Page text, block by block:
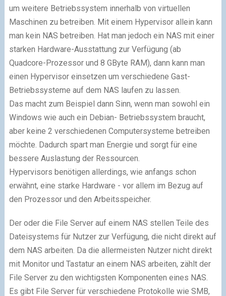
um weitere Betriebssystem innerhalb von virtuellen
Maschinen zu betreiben. Mit einem Hypervisor allein kann
man kein NAS betreiben. Hat man jedoch ein NAS mit einer
starken Hardware-Ausstattung zur Verfügung (ab
Quadcore-Prozessor und 8 GByte RAM), dann kann man
einen Hypervisor einsetzen um verschiedene Gast-
Betriebssysteme auf dem NAS laufen zu lassen.
Das macht zum Beispiel dann Sinn, wenn man sowohl ein
Windows wie auch ein Debian- Betriebssystem braucht,
aber keine 2 verschiedenen Computersysteme betreiben
möchte. Dadurch spart man Energie und sorgt für eine
bessere Auslastung der Ressourcen.
Hypervisors benötigen allerdings, wie anfangs schon
erwähnt, eine starke Hardware - vor allem im Bezug auf
den Prozessor und den Arbeitsspeicher.
Der oder die File Server auf einem NAS stellen Teile des
Dateisystems für Nutzer zur Verfügung, die nicht direkt auf
dem NAS arbeiten. Da die allermeisten Nutzer nicht direkt
mit Monitor und Tastatur an einem NAS arbeiten, zählt der
File Server zu den wichtigsten Komponenten eines NAS.
Es gibt File Server für verschiedene Protokolle wie SMB,